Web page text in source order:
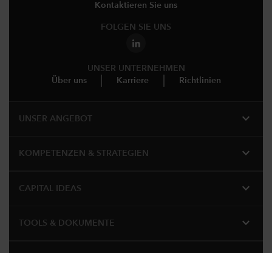
Kontaktieren Sie uns
FOLGEN SIE UNS
UNSER UNTERNEHMEN
Über uns
Karriere Richtlinien
UNSER ANGEBOT expand_more
KOMPETENZEN & STRATEGIEN expand_more
CAPITAL IDEAS expand_more
TOOLS & DOKUMENTE expand_more